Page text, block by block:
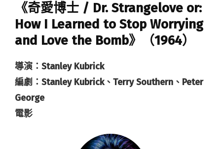
《奇愛博士 / Dr. Strangelove or:
How I Learned to Stop Worrying
and Love the Bomb》（1964）
導演：Stanley Kubrick
編劇：Stanley Kubrick、Terry Southern、Peter
George
電影